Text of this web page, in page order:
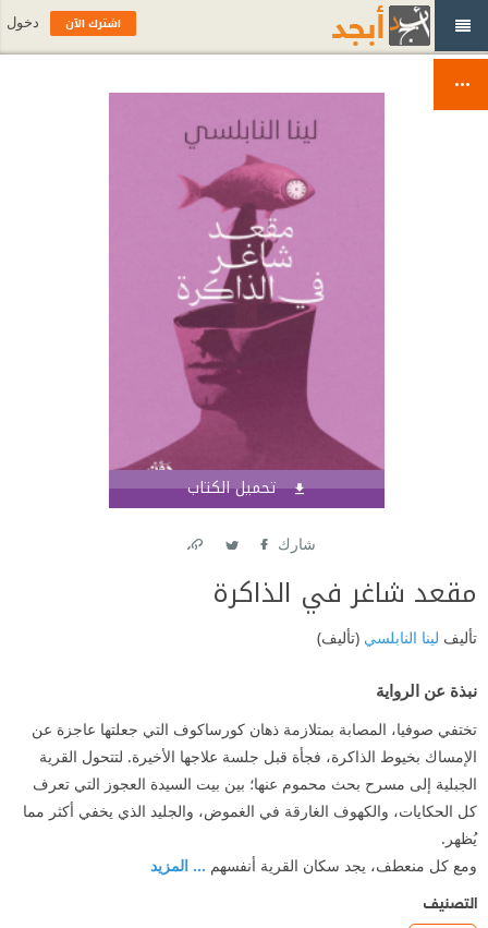
تحميل الكتاب
شارك
مقعد شاغر في الذاكرة
تأليف لينا النابلسي (تأليف)
نبذة عن الرواية
تختفي صوفيا، المصابة بمتلازمة ذهان كورساكوف التي جعلتها عاجزة عن
الإمساك بخيوط الذاكرة، فجأة قبل جلسة علاجها الأخيرة. لتتحول القرية
الجبلية إلى مسرح بحث محموم عنها؛ بين بيت السيدة العجوز التي تعرف
كل الحكايات، والكهوف الغارقة في الغموض، والجليد الذي يخفي أكثر مما
يُظهر.
ومع كل منعطف، يجد سكان القرية أنفسهم ... المزيد
التصنيف
اشترك الآن دخول